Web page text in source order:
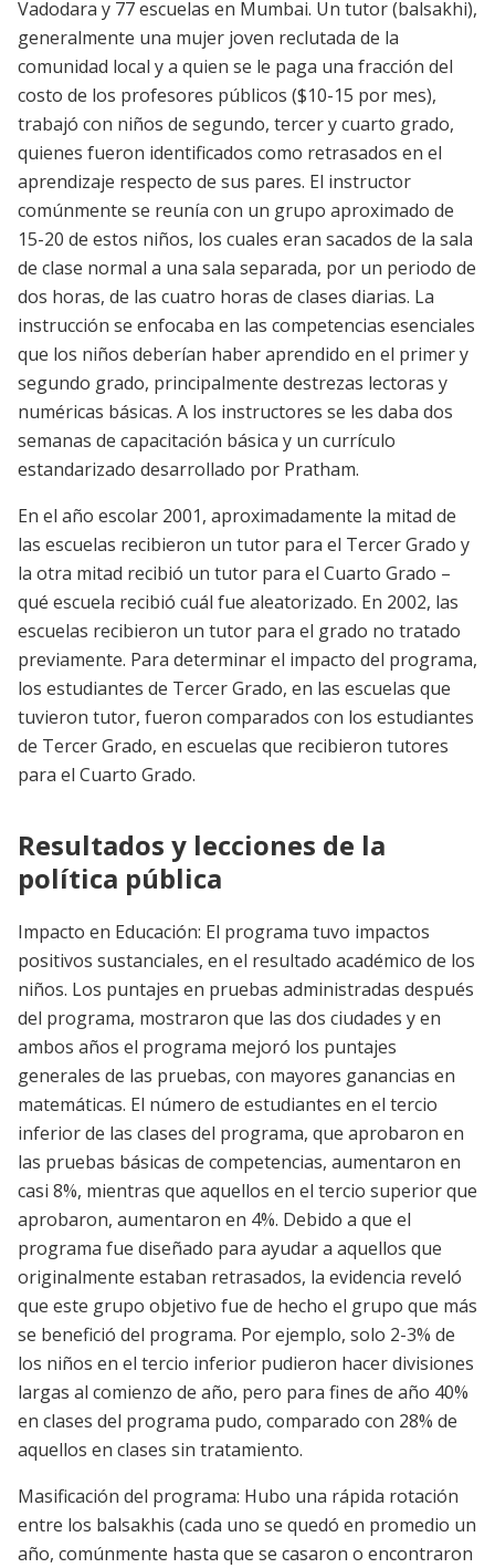
Vadodara y 77 escuelas en Mumbai. Un tutor (balsakhi),
generalmente una mujer joven reclutada de la
comunidad local y a quien se le paga una fracción del
costo de los profesores públicos ($10-15 por mes),
trabajó con niños de segundo, tercer y cuarto grado,
quienes fueron identificados como retrasados en el
aprendizaje respecto de sus pares. El instructor
comúnmente se reunía con un grupo aproximado de
15-20 de estos niños, los cuales eran sacados de la sala
de clase normal a una sala separada, por un periodo de
dos horas, de las cuatro horas de clases diarias. La
instrucción se enfocaba en las competencias esenciales
que los niños deberían haber aprendido en el primer y
segundo grado, principalmente destrezas lectoras y
numéricas básicas. A los instructores se les daba dos
semanas de capacitación básica y un currículo
estandarizado desarrollado por Pratham.
En el año escolar 2001, aproximadamente la mitad de
las escuelas recibieron un tutor para el Tercer Grado y
la otra mitad recibió un tutor para el Cuarto Grado –
qué escuela recibió cuál fue aleatorizado. En 2002, las
escuelas recibieron un tutor para el grado no tratado
previamente. Para determinar el impacto del programa,
los estudiantes de Tercer Grado, en las escuelas que
tuvieron tutor, fueron comparados con los estudiantes
de Tercer Grado, en escuelas que recibieron tutores
para el Cuarto Grado.
Resultados y lecciones de la
política pública
Impacto en Educación: El programa tuvo impactos
positivos sustanciales, en el resultado académico de los
niños. Los puntajes en pruebas administradas después
del programa, mostraron que las dos ciudades y en
ambos años el programa mejoró los puntajes
generales de las pruebas, con mayores ganancias en
matemáticas. El número de estudiantes en el tercio
inferior de las clases del programa, que aprobaron en
las pruebas básicas de competencias, aumentaron en
casi 8%, mientras que aquellos en el tercio superior que
aprobaron, aumentaron en 4%. Debido a que el
programa fue diseñado para ayudar a aquellos que
originalmente estaban retrasados, la evidencia reveló
que este grupo objetivo fue de hecho el grupo que más
se benefició del programa. Por ejemplo, solo 2-3% de
los niños en el tercio inferior pudieron hacer divisiones
largas al comienzo de año, pero para fines de año 40%
en clases del programa pudo, comparado con 28% de
aquellos en clases sin tratamiento.
Masificación del programa: Hubo una rápida rotación
entre los balsakhis (cada uno se quedó en promedio un
año, comúnmente hasta que se casaron o encontraron